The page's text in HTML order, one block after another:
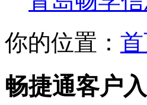
你的位置：
畅捷通客户